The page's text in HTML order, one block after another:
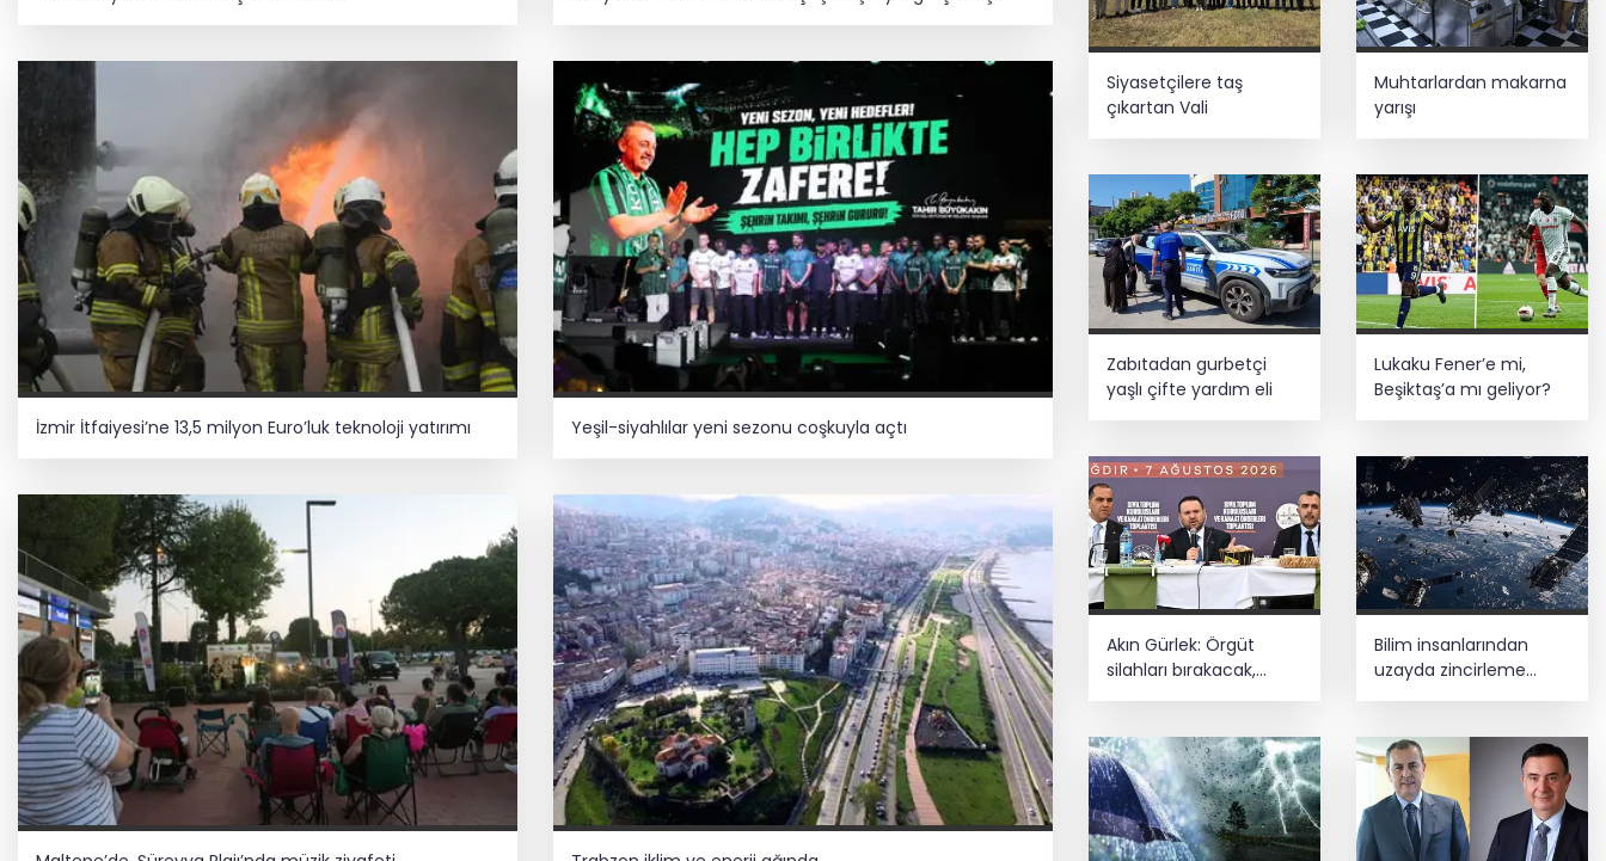
İzmir İtfaiyesi’ne 13,5 milyon Euro’luk teknoloji yatırımı Yeşil-siyahlılar yeni sezonu coşkuyla açtı
Siyasetçilere taş
çıkartan Vali
Muhtarlardan makarna
yarışı
Zabıtadan gurbetçi
yaşlı çifte yardım eli
Lukaku Fener’e mi,
Beşiktaş’a mı geliyor?
Akın Gürlek: Örgüt
silahları bırakacak,
mağaraları boşaltacak
Bilim insanlarından
uzayda zincirleme
felaket uyarısı